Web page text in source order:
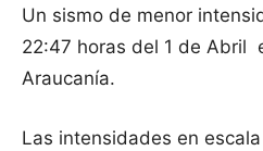
Un sismo de menor
22:47 horas del 1 de Abril
Araucanía.
Las intensidades en